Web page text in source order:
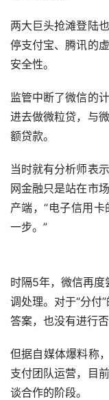
两大巨头抢滩登陆
停支付宝、腾讯的
安全性。
监管中断了微信的
进去做微粒贷，与
额贷款。
当时就有分析师表
网金融只是站在市
产端，“电子信用
一步。”
时隔5年，微信再
调处理。对于“分付
答案，也没有进行否
但据自媒体爆料称
支付团队运营，目
谈合作的阶段。